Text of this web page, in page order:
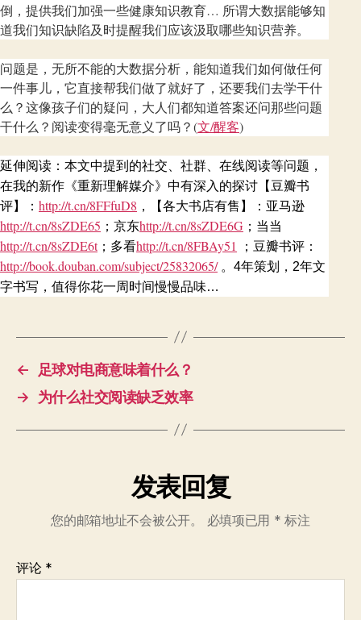
倒，提供我们加强一些健康知识教育… 所谓大数据能够知
道我们知识缺陷及时提醒我们应该汲取哪些知识营养。
问题是，无所不能的大数据分析，能知道我们如何做任何
一件事儿，它直接帮我们做了就好了，还要我们去学干什
么？这像孩子们的疑问，大人们都知道答案还问那些问题
干什么？阅读变得毫无意义了吗？(文/醒客)
延伸阅读：本文中提到的社交、社群、在线阅读等问题，
在我的新作《重新理解媒介》中有深入的探讨【豆瓣书
评】： http://t.cn/8FFfuD8 ，【各大书店有售】：亚马逊
http://t.cn/8sZDE65 ；京东http://t.cn/8sZDE6G ；当当
http://t.cn/8sZDE6t；多看http://t.cn/8FBAy51 ；豆瓣书评：
http://book.douban.com/subject/25832065/。4年策划，2年文
字书写，值得你花一周时间慢慢品味…
←
足球对电商意味着什么？
→
为什么社交阅读缺乏效率
发表回复
您的邮箱地址不会被公开。 必填项已用 * 标注
评论 *